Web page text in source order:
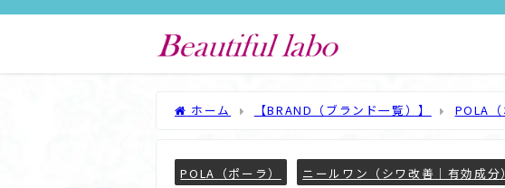
ホーム 【BRAND（ブランド一覧）】 POLA（
POLA（ポーラ） ニールワン（シワ改善｜有効成分）